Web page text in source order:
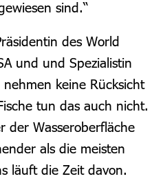
sind.“
des World
und und Spezialistin
nehmen keine Rücksicht
tun das auch nicht.
der Wasseroberfläche
als die meisten
läuft die Zeit davon.